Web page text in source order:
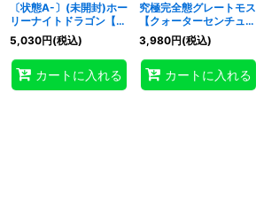
カテゴリ:
特集:
〔状態A-〕(未開封)ホー
リーナイトドラゴン【ク
ォーターセンチュリーシ
ークレット】{EDC1-
JP002}《モンスター》
5,030円(税込)
カートに入れる
究極完全態グレートモス
【クォーターセンチュリ
ーシークレット】
{EDC1-JP001}《モンス
ター》
3,980円(税込)
カートに入れる